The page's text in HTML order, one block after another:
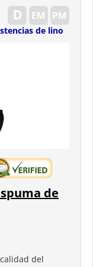
de lino
de
del